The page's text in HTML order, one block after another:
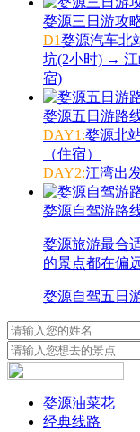
婺源三日游攻
D1婺源汽车北
坑(2小时) →
宿)
婺源五日游路
DAY1:婺源北
（住宿）
DAY2:江湾出
婺源自驾游路
婺源旅游最合
的景点都在偏
婺源自驾五日
婺源油菜花
经典线路